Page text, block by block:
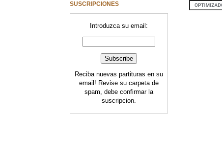
SUSCRIPCIONES
Introduzca su email:
Reciba nuevas partituras en su
email! Revise su carpeta de
spam, debe confirmar la
suscripcion.